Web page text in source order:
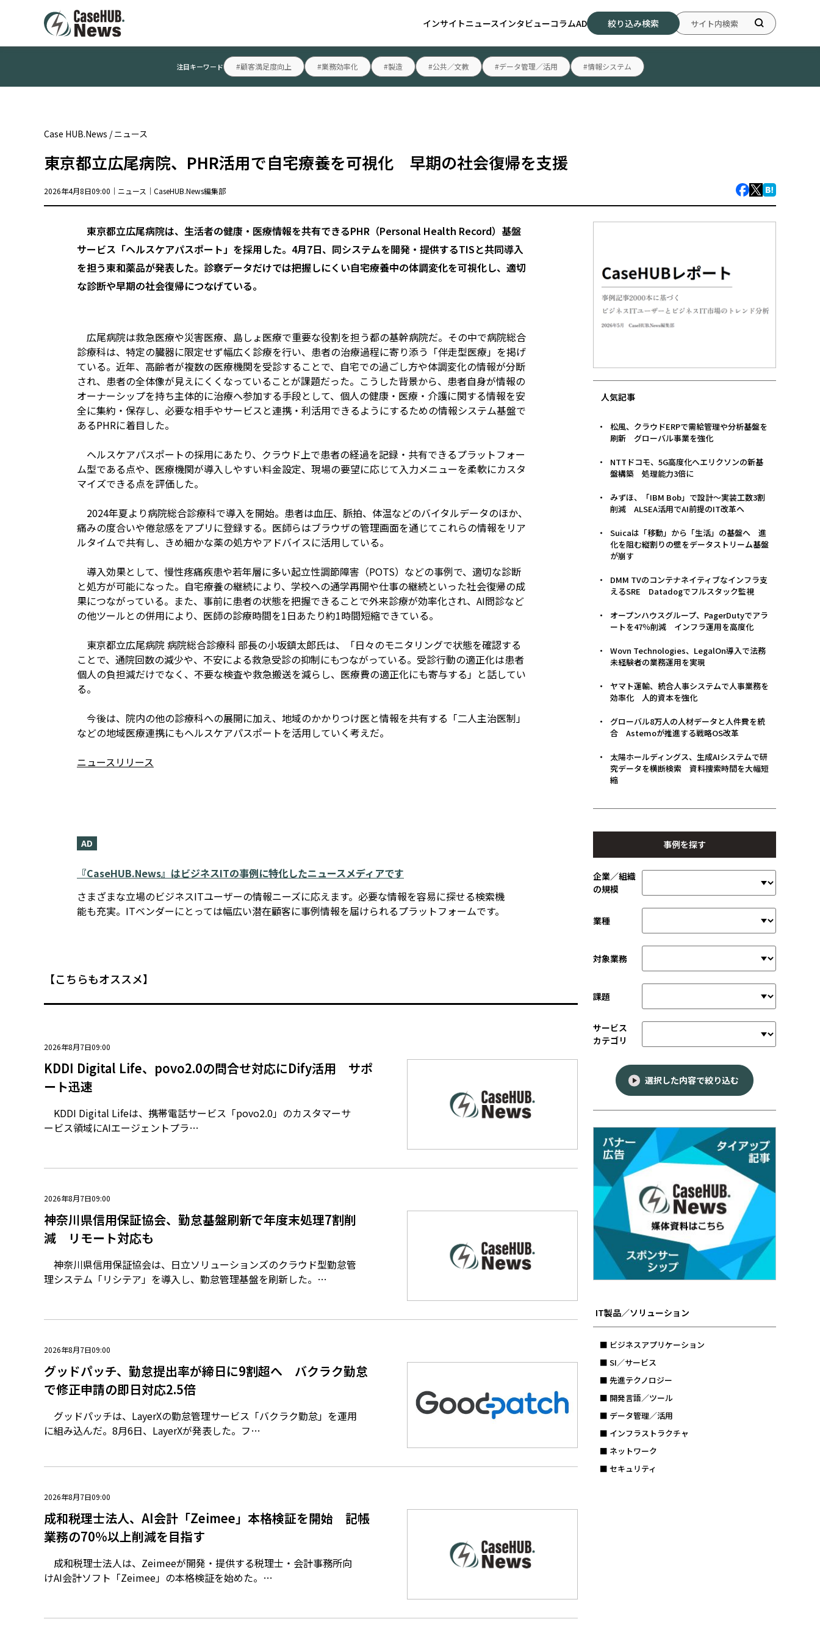
インサイトニュースインタビューコラムAD 絞り込み検索
注目キーワード #顧客満足度向上 #業務効率化 #製造 #公共／文教 #データ管理／活用 #情報システム
Case HUB.News /ニュース
東京都立広尾病院、PHR活用で自宅療養を可視化 早期の社会復帰を支援
2026年4月8日09:00｜ ニュース ｜ CaseHUB.News編集部
東京都立広尾病院は、生活者の健康・医療情報を共有できるPHR（Personal Health Record）基盤
サービス「ヘルスケアパスポート」を採用した。4月7日、同システムを開発・提供するTISと共同導入
を担う東和薬品が発表した。診察データだけでは把握しにくい自宅療養中の体調変化を可視化し、適切
な診断や早期の社会復帰につなげている。
広尾病院は救急医療や災害医療、島しょ医療で重要な役割を担う都の基幹病院だ。その中で病院総合
診療科は、特定の臓器に限定せず幅広く診療を行い、患者の治療過程に寄り添う「伴走型医療」を掲げ
ている。近年、高齢者が複数の医療機関を受診することで、自宅での過ごし方や体調変化の情報が分断
され、患者の全体像が見えにくくなっていることが課題だった。こうした背景から、患者自身が情報の
オーナーシップを持ち主体的に治療へ参加する手段として、個人の健康・医療・介護に関する情報を安
全に集約・保存し、必要な相手やサービスと連携・利活用できるようにするための情報システム基盤で
あるPHRに着目した。
ヘルスケアパスポートの採用にあたり、クラウド上で患者の経過を記録・共有できるプラットフォー
ム型である点や、医療機関が導入しやすい料金設定、現場の要望に応じて入力メニューを柔軟にカスタ
マイズできる点を評価した。
2024年夏より病院総合診療科で導入を開始。患者は血圧、脈拍、体温などのバイタルデータのほか、
痛みの度合いや倦怠感をアプリに登録する。医師らはブラウザの管理画面を通じてこれらの情報をリア
ルタイムで共有し、きめ細かな薬の処方やアドバイスに活用している。
導入効果として、慢性疼痛疾患や若年層に多い起立性調節障害（POTS）などの事例で、適切な診断
と処方が可能になった。自宅療養の継続により、学校への通学再開や仕事の継続といった社会復帰の成
果につながっている。また、事前に患者の状態を把握できることで外来診療が効率化され、AI問診など
の他ツールとの併用により、医師の診療時間を1日あたり約1時間短縮できている。
東京都立広尾病院 病院総合診療科 部長の小坂鎮太郎氏は、「日々のモニタリングで状態を確認する
ことで、通院回数の減少や、不安による救急受診の抑制にもつながっている。受診行動の適正化は患者
個人の負担減だけでなく、不要な検査や救急搬送を減らし、医療費の適正化にも寄与する」と話してい
る。
今後は、院内の他の診療科への展開に加え、地域のかかりつけ医と情報を共有する「二人主治医制」
などの地域医療連携にもヘルスケアパスポートを活用していく考えだ。
ニュースリリース
AD
『CaseHUB.News』はビジネスITの事例に特化したニュースメディアです
さまざまな立場のビジネスITユーザーの情報ニーズに応えます。必要な情報を容易に探せる検索機
能も充実。ITベンダーにとっては幅広い潜在顧客に事例情報を届けられるプラットフォームです。
【こちらもオススメ】
2026年8月7日09:00
KDDI Digital Life、povo2.0の問合せ対応にDify活用 サポ
ート迅速
KDDI Digital Lifeは、携帯電話サービス「povo2.0」のカスタマーサ
ービス領域にAIエージェントプラ…
2026年8月7日09:00
神奈川県信用保証協会、勤怠基盤刷新で年度末処理7割削
減 リモート対応も
神奈川県信用保証協会は、日立ソリューションズのクラウド型勤怠管
理システム「リシテア」を導入し、勤怠管理基盤を刷新した。…
2026年8月7日09:00
グッドパッチ、勤怠提出率が締日に9割超へ バクラク勤怠
で修正申請の即日対応2.5倍
グッドパッチは、LayerXの勤怠管理サービス「バクラク勤怠」を運用
に組み込んだ。8月6日、LayerXが発表した。フ…
2026年8月7日09:00
成和税理士法人、AI会計「Zeimee」本格検証を開始 記帳
業務の70％以上削減を目指す
成和税理士法人は、Zeimeeが開発・提供する税理士・会計事務所向
けAI会計ソフト「Zeimee」の本格検証を始めた。…
人気記事
松風、クラウドERPで需給管理や分析基盤を
刷新 グローバル事業を強化
NTTドコモ、5G高度化へエリクソンの新基
盤構築 処理能力3倍に
みずほ、「IBM Bob」で設計〜実装工数3割
削減 ALSEA活用でAI前提のIT改革へ
Suicaは「移動」から「生活」の基盤へ 進
化を阻む縦割りの壁をデータストリーム基盤
が崩す
DMM TVのコンテナネイティブなインフラ支
えるSRE Datadogでフルスタック監視
オープンハウスグループ、PagerDutyでアラ
ートを47％削減 インフラ運用を高度化
Wovn Technologies、LegalOn導入で法務
未経験者の業務運用を実現
ヤマト運輸、統合人事システムで人事業務を
効率化 人的資本を強化
グローバル8万人の人材データと人件費を統
合 Astemoが推進する戦略OS改革
太陽ホールディングス、生成AIシステムで研
究データを横断検索 資料捜索時間を大幅短
縮
事例を探す
企業／組織
の規模
業種
対象業務
課題
サービス
カテゴリ
選択した内容で絞り込む
IT製品／ソリューション
■ ビジネスアプリケーション
■ SI／サービス
■ 先進テクノロジー
■ 開発言語／ツール
■ データ管理／活用
■ インフラストラクチャ
■ ネットワーク
■ セキュリティ